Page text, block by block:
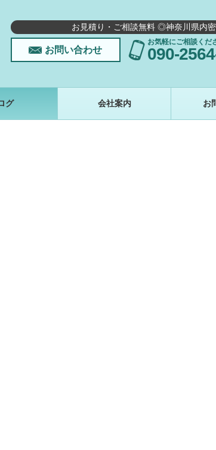
お見積り・ご相談無料 ◎神奈川県内
お問い合わせ
お気軽にご相談くだ
090-
グ 会社案内 お